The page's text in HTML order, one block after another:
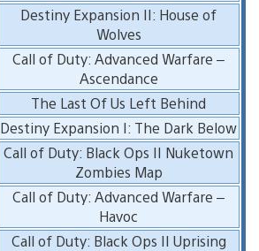
Destiny Expansion II: House of
Wolves
Call of Duty: Advanced Warfare –
Ascendance
The Last Of Us Left Behind
Destiny Expansion I: The Dark Below
Call of Duty: Black Ops II Nuketown
Zombies Map
Call of Duty: Advanced Warfare –
Havoc
Call of Duty: Black Ops II Uprising